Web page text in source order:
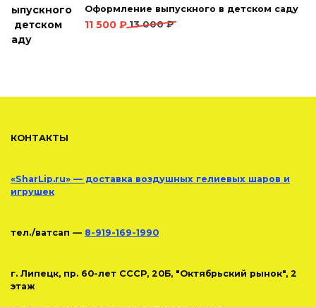
Оформление выпускного в детском саду
13 000₽
Первоначальная
11 500 ₽
Текущая
КОНТАКТЫ
«SharLip.ru» — доставка воздушных гелиевых шаров и
игрушек
тел./ватсап — 8-919-169-1990
г. Липецк, пр. 60-лет СССР, 20Б, "Октябрьский рынок", 2
этаж